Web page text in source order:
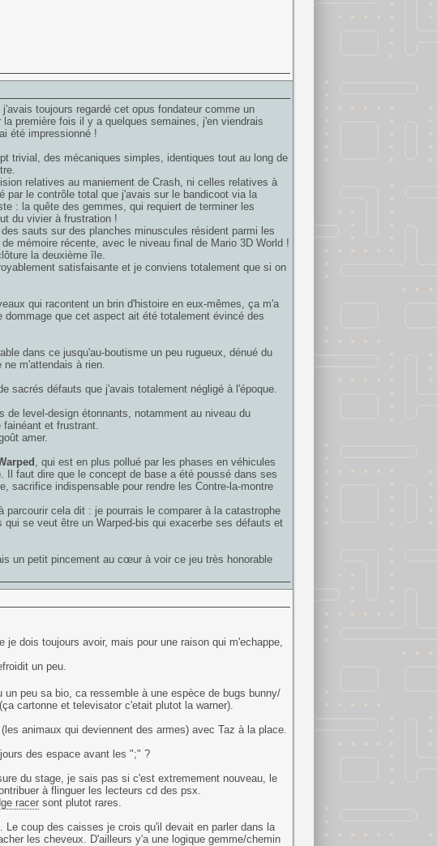
toujours regardé cet opus fondateur comme un
première fois il y a quelques semaines, j'en viendrais
été impressionné !
trivial, des mécaniques simples, identiques tout au long de
relatives au maniement de Crash, ni celles relatives à
par le contrôle total que j'avais sur le bandicoot via la
: la quête des gemmes, qui requiert de terminer les
du vivier à frustration !
sauts sur des planches minuscules résident parmi les
mémoire récente, avec le niveau final de Mario 3D World !
la deuxième île.
satisfaisante et je conviens totalement que si on
qui racontent un brin d'histoire en eux-mêmes, ça m'a
dommage que cet aspect ait été totalement évincé des
dans ce jusqu'au-boutisme un peu rugueux, dénué du
m'attendais à rien.
sacrés défauts que j'avais totalement négligé à l'époque.
level-design étonnants, notamment au niveau du
et frustrant.
amer.
, qui est en plus pollué par les phases en véhicules
faut dire que le concept de base a été poussé dans ses
sacrifice indispensable pour rendre les Contre-la-montre
cela dit : je pourrais le comparer à la catastrophe
qui se veut être un Warped-bis qui exacerbe ses défauts et
un petit pincement au cœur à voir ce jeu très honorable
dois toujours avoir, mais pour une raison qui m'echappe,
un peu.
un peu sa bio, ca ressemble à une espèce de bugs bunny/
cartonne et televisator c'etait plutot la warner).
animaux qui deviennent des armes) avec Taz à la place.
des espace avant les ";" ?
du stage, je sais pas si c'est extremement nouveau, le
à flinguer les lecteurs cd des psx.
racersont plutot rares.
coup des caisses je crois qu'il devait en parler dans la
les cheveux. D'ailleurs y'a une logique gemme/chemin